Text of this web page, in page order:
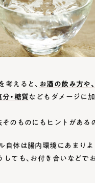
えると、 お酒の飲み方や
・糖質などもダメージに
のものにもヒントがある
自体は腸内環境にあまり
しても、お付き合いなどで